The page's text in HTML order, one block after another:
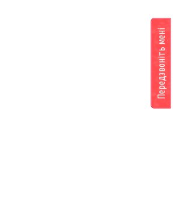
Передзвоніть мені